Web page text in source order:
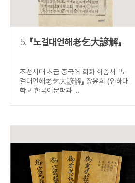
5. 『노걸대언해老乞大諺解』
조선시대 초급 중국어 회화 학습서 『노
걸대언해老乞大諺解』 장윤희 (인하대
학교 한국어문학과 ...